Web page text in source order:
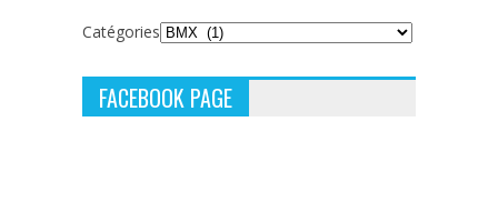
Catégories
FACEBOOK PAGE